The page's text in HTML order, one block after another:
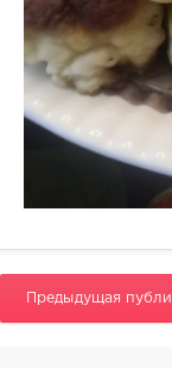
Предыдущая